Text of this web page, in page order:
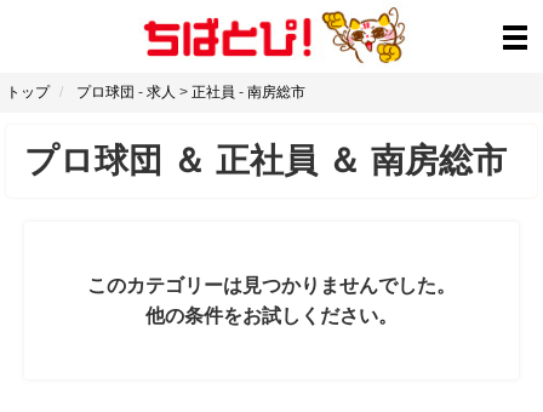
トップ プロ球団 - 求人 > 正社員 - 南房総市
プロ球団 ＆ 正社員 ＆ 南房総市
このカテゴリーは見つかりませんでした。
他の条件をお試しください。